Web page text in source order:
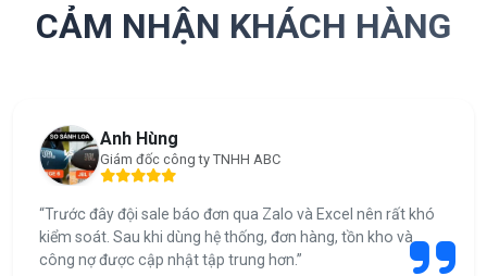
CẢM NHẬN KHÁCH HÀNG
Anh Hùng
Giám đốc công ty TNHH ABC
“Trước đây đội sale báo đơn qua Zalo và Excel nên rất khó
kiểm soát. Sau khi dùng hệ thống, đơn hàng, tồn kho và
công nợ được cập nhật tập trung hơn.”